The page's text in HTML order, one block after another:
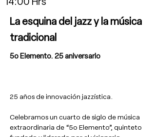
La esquina del jazz y la música
tradicional
5o Elemento. 25 aniversario
25 años de innovación jazzística.
Celebramos un cuarto de siglo de música
extraordinaria de “5o Elemento”, quinteto